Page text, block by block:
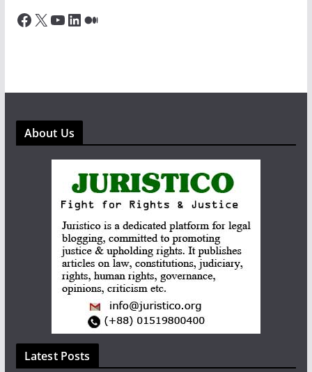
Facebook X YouTube LinkedIn Medium
About Us
Latest Posts